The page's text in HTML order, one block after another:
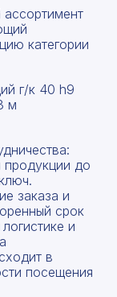
категории
г/к 40 h9
м
до
заказа и
срок
и
в
посещения